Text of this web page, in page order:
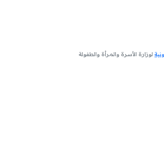
لوزارة الأسرة والمرأة والطفولة